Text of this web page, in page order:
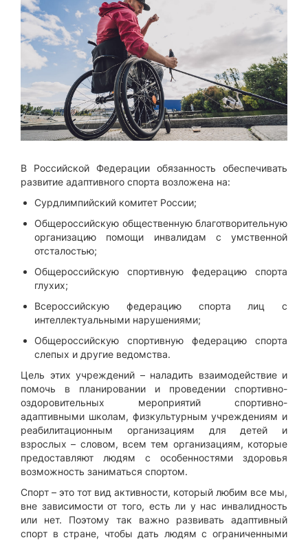
В Российской Федерации обязанность обеспечивать
развитие адаптивного спорта возложена на:
Сурдлимпийский комитет России;
Общероссийскую общественную благотворительную
организацию помощи инвалидам с умственной
отсталостью;
Общероссийскую спортивную федерацию спорта
глухих;
Всероссийскую федерацию спорта лиц с
интеллектуальными нарушениями;
Общероссийскую спортивную федерацию спорта
слепых и другие ведомства.
Цель этих учреждений – наладить взаимодействие и
помочь в планировании и проведении спортивно-
оздоровительных мероприятий спортивно-
адаптивными школам, физкультурным учреждениям и
реабилитационным организациям для детей и
взрослых – словом, всем тем организациям, которые
предоставляют людям с особенностями здоровья
возможность заниматься спортом.
Спорт – это тот вид активности, который любим все мы,
вне зависимости от того, есть ли у нас инвалидность
или нет. Поэтому так важно развивать адаптивный
спорт в стране, чтобы дать людям с ограниченными